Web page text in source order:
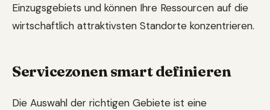
Einzugsgebiets und können Ihre Ressourcen auf die
wirtschaftlich attraktivsten Standorte konzentrieren.
Servicezonen smart definieren
Die Auswahl der richtigen Gebiete ist eine